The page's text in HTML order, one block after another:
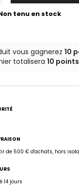
tenu en stock
vous gagnerez 10
totalisera 10 points
de 500 € d'achats, hors
14 jours